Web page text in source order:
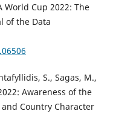
World Cup 2022: The
of the Data
S., Sagas, M.,
Awareness of the
Country Character